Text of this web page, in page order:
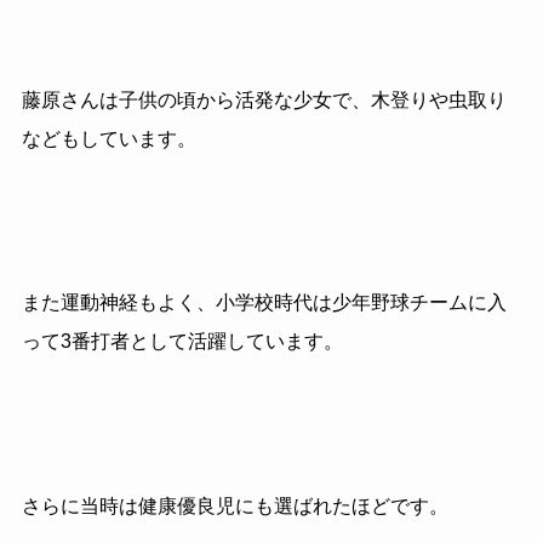
藤原さんは子供の頃から活発な少女で、木登りや虫取り
などもしています。
また運動神経もよく、小学校時代は少年野球チームに入
って3番打者として活躍しています。
さらに当時は健康優良児にも選ばれたほどです。